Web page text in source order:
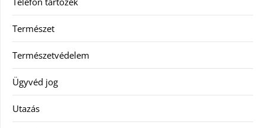
Természet
Természetvédelem
Ügyvéd jog
Utazás